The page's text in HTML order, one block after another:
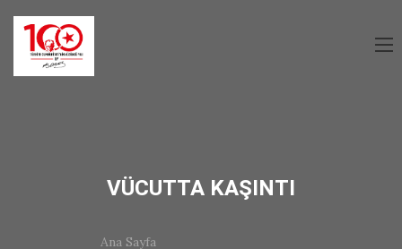
VÜCUTTA KAŞINTI
Ana Sayfa